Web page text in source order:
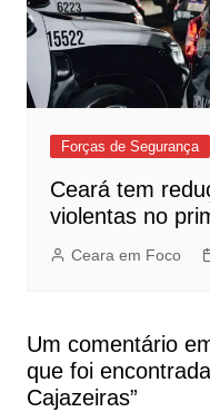
Forças de Segurança
Ceará tem
violentas no
Ceara em Foco
Um comentário
que foi
Cajazeiras”